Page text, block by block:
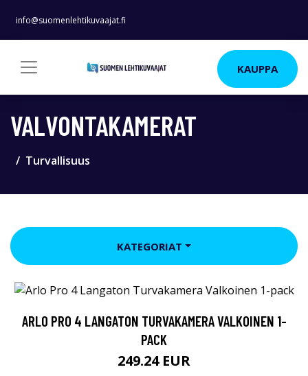
info@suomenlehtikuvaajat.fi
KAUPPA
VALVONTAKAMERAT
Turvallisuus
KATEGORIAT
ARLO PRO 4 LANGATON TURVAKAMERA VALKOINEN 1-
PACK
249.24 EUR